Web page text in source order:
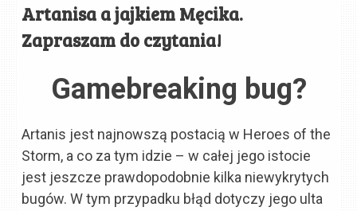
Artanisa a jajkiem Męcika.
Zapraszam do czytania!
Gamebreaking bug?
Artanis jest najnowszą postacią w Heroes of the
Storm, a co za tym idzie – w całej jego istocie
jest jeszcze prawdopodobnie kilka niewykrytych
bugów. W tym przypadku błąd dotyczy jego ulta